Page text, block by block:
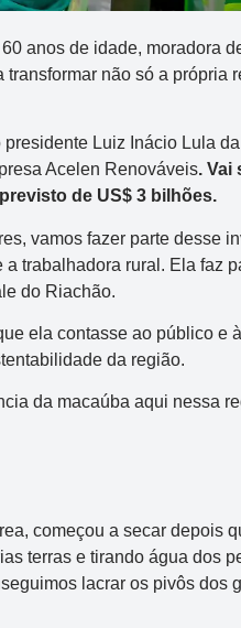
anos de idade, moradora
não só a própria
Luiz Inácio Lula
Acelen Renováveis. Vai
de US$ 3 bilhões.
vamos fazer parte desse
trabalhadora rural. Ela faz
do Riachão.
ela contasse ao público e
da região.
da macaúba aqui nessa
começou a secar depois
terras e tirando água dos
lacrar os pivôs dos